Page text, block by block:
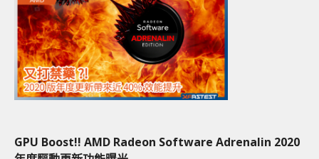
GPU Boost!! AMD Radeon Software Adrenalin 2020